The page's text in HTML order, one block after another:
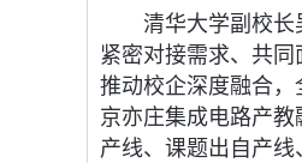
清华大学副校
紧密对接需求、共同
推动校企深度融合
京亦庄集成电路产
产线、课题出自产线